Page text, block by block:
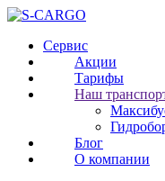
Сервис
Акции
Тарифы
Наш
Блог
О компании